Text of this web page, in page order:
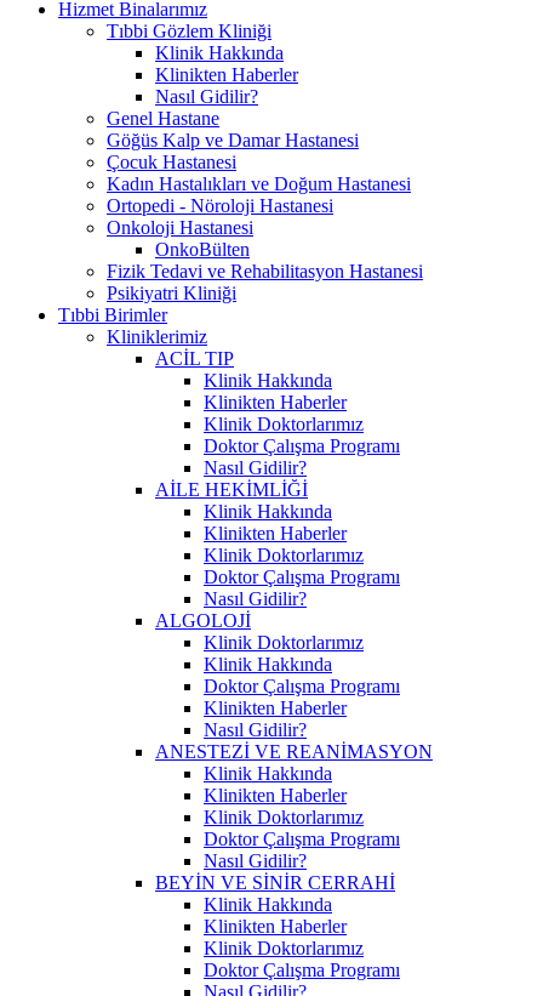
Hizmet Binalarımız
Tıbbi Gözlem Kliniği
Klinik Hakkında
Klinikten Haberler
Nasıl Gidilir?
Genel Hastane
Göğüs Kalp ve Damar Hastanesi
Çocuk Hastanesi
Kadın Hastalıkları ve Doğum Hastanesi
Ortopedi - Nöroloji Hastanesi
Onkoloji Hastanesi
OnkoBülten
Fizik Tedavi ve Rehabilitasyon Hastanesi
Psikiyatri Kliniği
Tıbbi Birimler
Kliniklerimiz
ACİL TIP
Klinik Hakkında
Klinikten Haberler
Klinik Doktorlarımız
Doktor Çalışma Programı
Nasıl Gidilir?
AİLE HEKİMLİĞİ
Klinik Hakkında
Klinikten Haberler
Klinik Doktorlarımız
Doktor Çalışma Programı
Nasıl Gidilir?
ALGOLOJİ
Klinik Doktorlarımız
Klinik Hakkında
Doktor Çalışma Programı
Klinikten Haberler
Nasıl Gidilir?
ANESTEZİ VE REANİMASYON
Klinik Hakkında
Klinikten Haberler
Klinik Doktorlarımız
Doktor Çalışma Programı
Nasıl Gidilir?
BEYİN VE SİNİR CERRAHİ
Klinik Hakkında
Klinikten Haberler
Klinik Doktorlarımız
Doktor Çalışma Programı
Nasıl Gidilir?